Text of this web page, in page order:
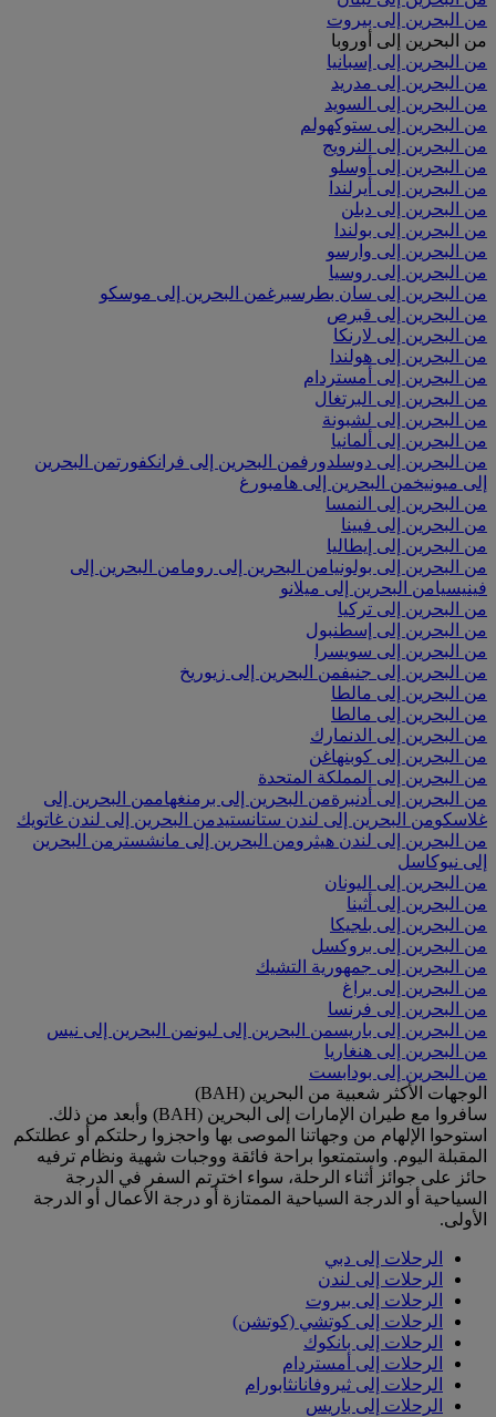
من البحرين إلى بيروت
من البحرين إلى أوروبا
من البحرين إلى إسبانيا
من البحرين إلى مدريد
من البحرين إلى السويد
من البحرين إلى ستوكهولم
من البحرين إلى النرويج
من البحرين إلى أوسلو
من البحرين إلى أيرلندا
من البحرين إلى دبلن
من البحرين إلى بولندا
من البحرين إلى وارسو
من البحرين إلى روسيا
من البحرين إلى سان بطرسبرغمن البحرين إلى موسكو
من البحرين إلى قبرص
من البحرين إلى لارنكا
من البحرين إلى هولندا
من البحرين إلى أمستردام
من البحرين إلى البرتغال
من البحرين إلى لشبونة
من البحرين إلى ألمانيا
من البحرين إلى دوسلدورفمن البحرين إلى فرانكفورتمن البحرين
إلى ميونيخمن البحرين إلى هامبورغ
من البحرين إلى النمسا
من البحرين إلى فيينا
من البحرين إلى إيطاليا
من البحرين إلى بولونيامن البحرين إلى رومامن البحرين إلى
فينيسيامن البحرين إلى ميلانو
من البحرين إلى تركيا
من البحرين إلى إسطنبول
من البحرين إلى سويسرا
من البحرين إلى جنيفمن البحرين إلى زيوريخ
من البحرين إلى مالطا
من البحرين إلى مالطا
من البحرين إلى الدنمارك
من البحرين إلى كوبنهاغن
من البحرين إلى المملكة المتحدة
من البحرين إلى أدنبرةمن البحرين إلى برمنغهاممن البحرين إلى
غلاسكومن البحرين إلى لندن ستانستيدمن البحرين إلى لندن غاتويك
من البحرين إلى لندن هيثرومن البحرين إلى مانشستر من البحرين
إلى نيوكاسل
من البحرين إلى اليونان
من البحرين إلى أثينا
من البحرين إلى بلجيكا
من البحرين إلى بروكسل
من البحرين إلى جمهورية التشيك
من البحرين إلى براغ
من البحرين إلى فرنسا
من البحرين إلى باريسمن البحرين إلى ليونمن البحرين إلى نيس
من البحرين إلى هنغاريا
من البحرين إلى بودابست
الوجهات الأكثر شعبية من البحرين (BAH)
سافروا مع طيران الإمارات إلى البحرين (BAH) وأبعد من ذلك.
استوحوا الإلهام من وجهاتنا الموصى بها واحجزوا رحلتكم أو عطلتكم
المقبلة اليوم. واستمتعوا براحة فائقة ووجبات شهية ونظام ترفيه
حائز على جوائز أثناء الرحلة، سواء اخترتم السفر في الدرجة
السياحية أو الدرجة السياحية الممتازة أو درجة الأعمال أو الدرجة
الأولى.
الرحلات إلى دبي
الرحلات إلى لندن
الرحلات إلى بيروت
الرحلات إلى كوتشي (كوتشن)
الرحلات إلى بانكوك
الرحلات إلى أمستردام
الرحلات إلى ثيروفانانثابورام
الرحلات إلى باريس